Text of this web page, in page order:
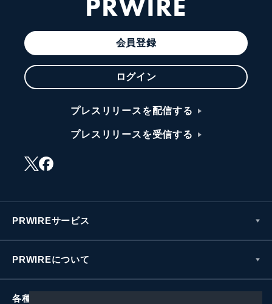
会員登録
ログイン
プレスリリースを配信する
プレスリリースを受信する
PRWIREサービス
PRWIREについて
各種お問い合わせ